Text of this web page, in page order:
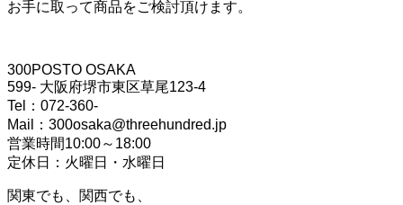
お手に取って商品をご検討頂けます。
300POSTO OSAKA
599- 大阪府堺市東区草尾123-4
Tel：072-360-
Mail：300osaka@threehundred.jp
営業時間10:00～18:00
定休日：火曜日・水曜日
関東でも、関西でも、